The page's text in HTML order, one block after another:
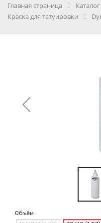
Главная страница Каталог
Краска для татуировки
Объём